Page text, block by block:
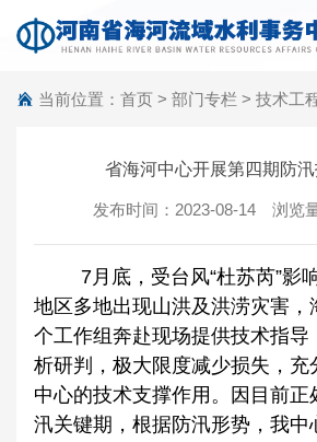
当前位置： 首页 > 部门专栏 > 技术工
省海河中心开展第四期防汛
发布时间：2023-08-14 浏览
7月底，受台风“杜苏芮”影
地区多地出现山洪及洪涝灾害，
个工作组奔赴现场提供技术指导
析研判，极大限度减少损失，充
中心的技术支撑作用。因目前正
汛关键期，根据防汛形势，我中